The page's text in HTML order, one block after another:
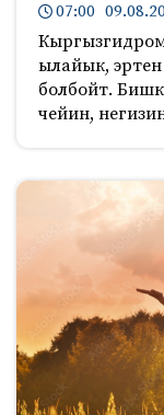
07:00
ылайык,
болбойт.
чейин,